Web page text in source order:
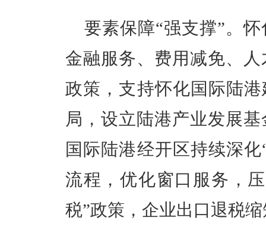
要素保障“强支撑”。
金融服务、费用减免、
政策，支持怀化国际陆
局，设立陆港产业发展
国际陆港经开区持续深
流程，优化窗口服务，
税”政策，企业出口退税